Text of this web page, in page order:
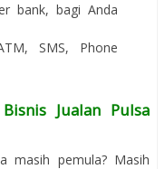
bank, bagi Anda
SMS, Phone
Jualan Pulsa
masih pemula? Masih